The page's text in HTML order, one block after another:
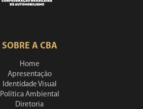
SOBRE A CBA
Home
Apresentação
Identidade Visual
Política Ambiental
Diretoria